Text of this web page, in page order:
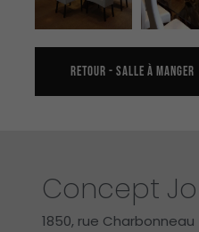
RETOUR - SALLE À MANGER
Concept
1850, rue Charbonneau